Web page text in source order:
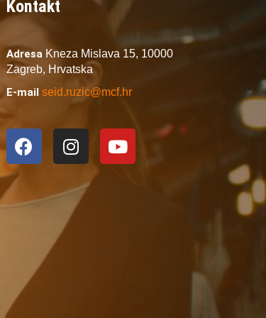
Kontakt
Adresa Kneza Mislava 15, 10000
Zagreb, Hrvatska
E-mail seid.ruzic@mcf.hr